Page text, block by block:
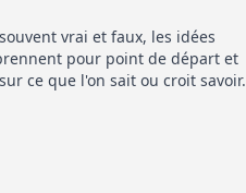
vrai et faux, les idées
pour point de départ et
ce que l'on sait ou croit savoir.